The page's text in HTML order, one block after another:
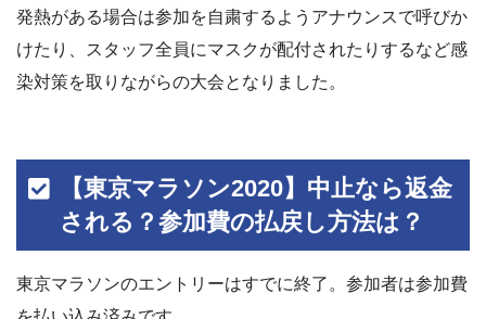
発熱がある場合は参加を自粛するようアナウンスで呼びか
けたり、スタッフ全員にマスクが配付されたりするなど感
染対策を取りながらの大会となりました。
【東京マラソン2020】中止なら返金
される？参加費の払戻し方法は？
東京マラソンのエントリーはすでに終了。参加者は参加費